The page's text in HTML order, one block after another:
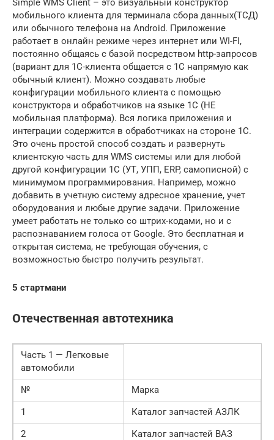
Simple WMS Client – это визуальный конструктор
мобильного клиента для терминала сбора данных(ТСД)
или обычного телефона на Android. Приложение
работает в онлайн режиме через интернет или WI-FI,
постоянно общаясь с базой посредством http-запросов
(вариант для 1С-клиента общается с 1С напрямую как
обычный клиент). Можно создавать любые
конфигурации мобильного клиента с помощью
конструктора и обработчиков на языке 1С (НЕ
мобильная платформа). Вся логика приложения и
интеграции содержится в обработчиках на стороне 1С.
Это очень простой способ создать и развернуть
клиентскую часть для WMS системы или для любой
другой конфигурации 1С (УТ, УПП, ERP, самописной) с
минимумом программирования. Например, можно
добавить в учетную систему адресное хранение, учет
оборудования и любые другие задачи. Приложение
умеет работать не только со штрих-кодами, но и с
распознаванием голоса от Google. Это бесплатная и
открытая система, не требующая обучения, с
возможностью быстро получить результат.
5 стартмани
Отечественная автотехника
Часть 1 — Легковые
автомобили
№
Марка
1
Каталог запчастей АЗЛК
2
Каталог запчастей ВАЗ